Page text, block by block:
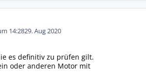
14:2829. Aug 2020
es definitiv zu prüfen gilt.
oder anderen Motor mit